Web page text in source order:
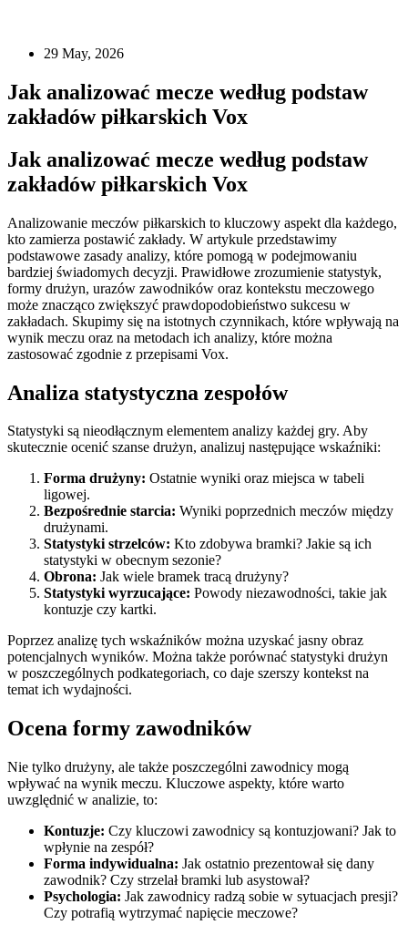
29 May, 2026
Jak analizować mecze według podstaw
zakładów piłkarskich Vox
Jak analizować mecze według podstaw
zakładów piłkarskich Vox
Analizowanie meczów piłkarskich to kluczowy aspekt dla każdego,
kto zamierza postawić zakłady. W artykule przedstawimy
podstawowe zasady analizy, które pomogą w podejmowaniu
bardziej świadomych decyzji. Prawidłowe zrozumienie statystyk,
formy drużyn, urazów zawodników oraz kontekstu meczowego
może znacząco zwiększyć prawdopodobieństwo sukcesu w
zakładach. Skupimy się na istotnych czynnikach, które wpływają na
wynik meczu oraz na metodach ich analizy, które można
zastosować zgodnie z przepisami Vox.
Analiza statystyczna zespołów
Statystyki są nieodłącznym elementem analizy każdej gry. Aby
skutecznie ocenić szanse drużyn, analizuj następujące wskaźniki:
Forma drużyny: Ostatnie wyniki oraz miejsca w tabeli
ligowej.
Bezpośrednie starcia: Wyniki poprzednich meczów między
drużynami.
Statystyki strzelców: Kto zdobywa bramki? Jakie są ich
statystyki w obecnym sezonie?
Obrona: Jak wiele bramek tracą drużyny?
Statystyki wyrzucające: Powody niezawodności, takie jak
kontuzje czy kartki.
Poprzez analizę tych wskaźników można uzyskać jasny obraz
potencjalnych wyników. Można także porównać statystyki drużyn
w poszczególnych podkategoriach, co daje szerszy kontekst na
temat ich wydajności.
Ocena formy zawodników
Nie tylko drużyny, ale także poszczególni zawodnicy mogą
wpływać na wynik meczu. Kluczowe aspekty, które warto
uwzględnić w analizie, to:
Kontuzje: Czy kluczowi zawodnicy są kontuzjowani? Jak to
wpłynie na zespół?
Forma indywidualna: Jak ostatnio prezentował się dany
zawodnik? Czy strzelał bramki lub asystował?
Psychologia: Jak zawodnicy radzą sobie w sytuacjach presji?
Czy potrafią wytrzymać napięcie meczowe?